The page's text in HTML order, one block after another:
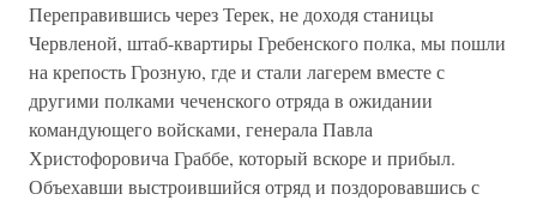
Переправившись через Терек, не доходя станицы
Червленой, штаб-квартиры Гребенского полка, мы пошли
на крепость Грозную, где и стали лагерем вместе с
другими полками чеченского отряда в ожидании
командующего войсками, генерала Павла
Христофоровича Граббе, который вскоре и прибыл.
Объехавши выстроившийся отряд и поздоровавшись с